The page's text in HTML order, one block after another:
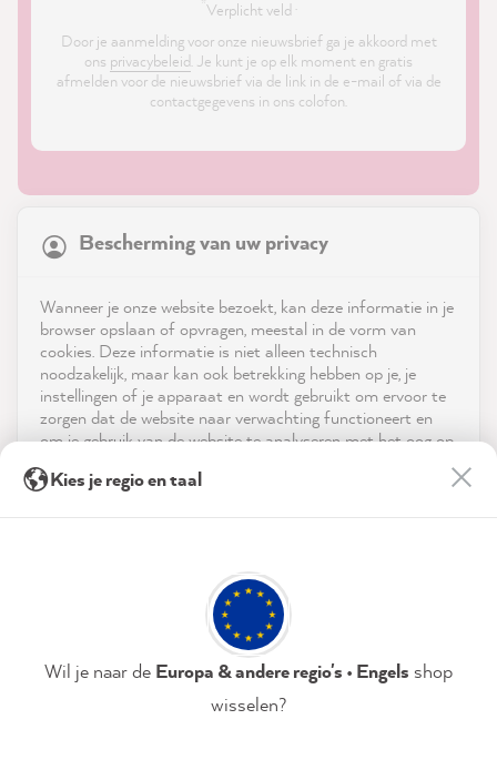
Verplicht veld ·
Door je aanmelding voor onze nieuwsbrief ga je akkoord met
ons privacybeleid. Je kunt je op elk moment en gratis
afmelden voor de nieuwsbrief via de link in de e-mail of via de
contactgegevens in ons colofon.
Service
Neem contact op met
Bescherming van uw privacy
Wanneer je onze website bezoekt, kan deze informatie in je
browser opslaan of opvragen, meestal in de vorm van
cookies. Deze informatie is niet alleen technisch
noodzakelijk, maar kan ook betrekking hebben op je, je
instellingen of je apparaat en wordt gebruikt om ervoor te
zorgen dat de website naar verwachting functioneert en
om je gebruik van de website te analyseren met het oog op
advertenties aan te bieden via de diensten die in de
akkoord (op elk moment herroepbaar) met deze
Privacybeleid Colofon Instellen
21,831Reviews
reviews-io
Verified Customer
Super fast delivery
Verified Customer
I painted the top of an old, long table. It is
Kies je regio en taal
Wil je naar de Europa & andere regio's • Engels shop
wisselen?